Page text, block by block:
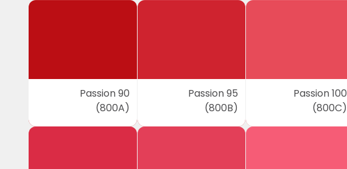
Passion 90
(800A)
Passion 95
(800B)
Passion 100
(800C)